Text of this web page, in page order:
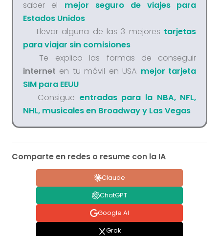
saber el mejor seguro de viajes para
Estados Unidos
Llevar alguna de las 3 mejores tarjetas
para viajar sin comisiones
Te explico las formas de conseguir
internet en tu móvil en USA mejor tarjeta
SIM para EEUU
Consigue entradas para la NBA, NFL,
NHL, musicales en Broadway y Las Vegas
Comparte en redes o resume con la IA
Claude
ChatGPT
Google AI
Grok